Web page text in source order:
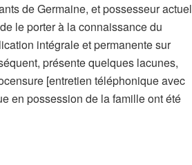
de Germaine, et possesseur actuel
le porter à la connaissance du
intégrale et permanente sur
présente quelques lacunes,
[entretien téléphonique avec
en possession de la famille ont été